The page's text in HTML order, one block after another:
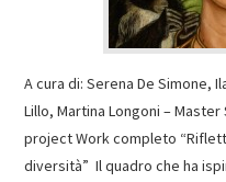
A cura di: Serena De Simone,
Lillo, Martina Longoni –
project Work completo
diversità” Il quadro che ha